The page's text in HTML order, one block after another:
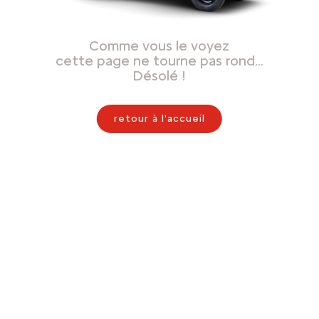
Comme vous le voyez
cette page ne tourne pas rond…
Désolé !
retour à l'accueil